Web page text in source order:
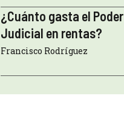
¿Cuánto gasta el Poder
Judicial en rentas?
Francisco Rodríguez